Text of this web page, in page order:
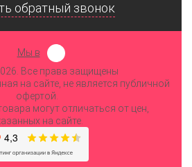
обратный звонок
Мы в
Все права защищены
на сайте, не является публичной
офертой.
могут отличаться от цен,
на сайте.